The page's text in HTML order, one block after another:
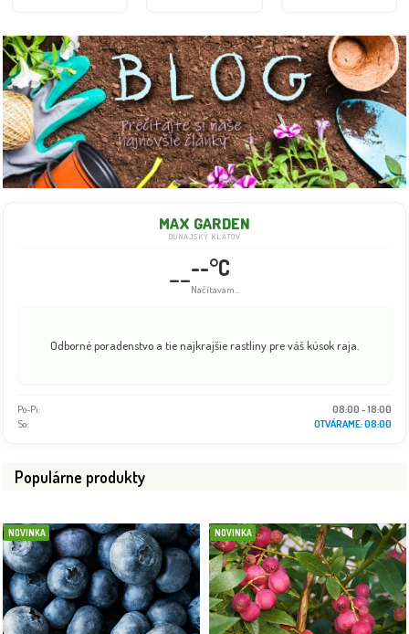
MAX GARDEN
DUNAJSKÝ KLÁTOV
--°C
Info dočasne nedostupné
Odborné poradenstvo a tie najkrajšie rastliny pre váš kúsok raja.
Po-Pi:
08:00 - 18:00
So:
08:00 - 16:00
Populárne produkty
NOVINKA NOVINKA